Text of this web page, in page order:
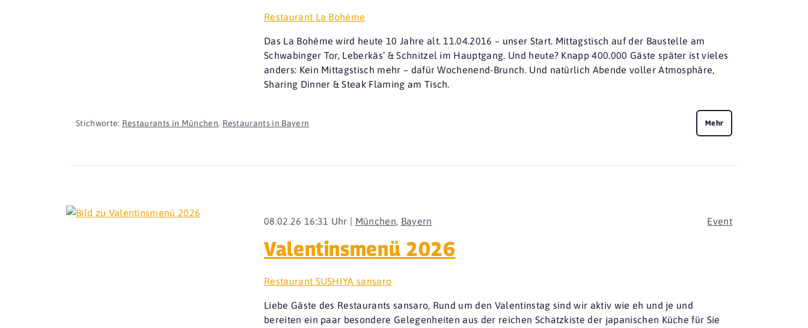
Restaurant La Bohème
Das La Bohème wird heute 10 Jahre alt. 11.04.2016 – unser Start. Mittagstisch auf der Baustelle am
Schwabinger Tor, Leberkäs’ & Schnitzel im Hauptgang. Und heute? Knapp 400.000 Gäste später ist vieles
anders: Kein Mittagstisch mehr – dafür Wochenend-Brunch. Und natürlich Abende voller Atmosphäre,
Sharing Dinner & Steak Flaming am Tisch.
Stichworte: Restaurants in München, Restaurants in Bayern Mehr
08.02.26 16:31 Uhr | München, Bayern Event
Valentinsmenü 2026
Restaurant SUSHIYA sansaro
Liebe Gäste des Restaurants sansaro, Rund um den Valentinstag sind wir aktiv wie eh und je und
bereiten ein paar besondere Gelegenheiten aus der reichen Schatzkiste der japanischen Küche für Sie